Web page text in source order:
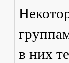
в них